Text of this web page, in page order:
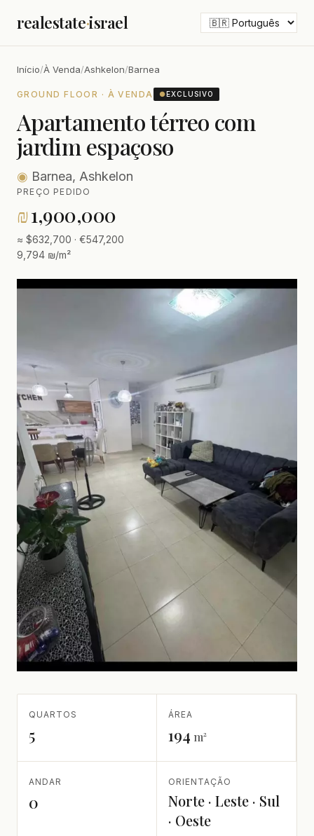
realestate·israel
Início/À Venda/Ashkelon/Barnea
GROUND FLOOR · À VENDA ●EXCLUSIVO
Apartamento térreo com
jardim espaçoso
◉ Barnea, Ashkelon
PREÇO PEDIDO
₪1,900,000
≈ $632,700 · €547,200
9,794 ₪/m²
QUARTOS
5
ÁREA
194 m²
ANDAR
0
ORIENTAÇÃO
Norte · Leste · Sul
· Oeste